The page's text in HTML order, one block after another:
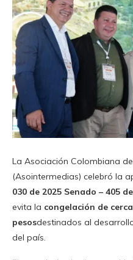
La Asociación Colombiana
(Asointermedias) celebró la
030 de 2025 Senado – 405
evita la congelación de
pesosdestinados al
del país.